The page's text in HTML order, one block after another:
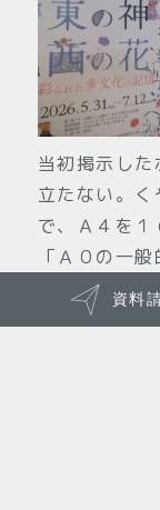
資料
当初掲示し
立たない。
で、Ａ４を
「Ａ０の一
てみましょ